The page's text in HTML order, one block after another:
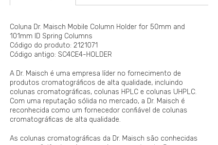
Coluna Dr. Maisch Mobile Column Holder for 50mm and
101mm ID Spring Columns
Código do produto: 2121071
Código antigo: SC4CE4-HOLDER
A Dr. Maisch é uma empresa líder no fornecimento de
produtos cromatográficos de alta qualidade, incluindo
colunas cromatográficas, colunas HPLC e colunas UHPLC.
Com uma reputação sólida no mercado, a Dr. Maisch é
reconhecida como um fornecedor confiável de colunas
cromatográficas de alta qualidade.
As colunas cromatográficas da Dr. Maisch são conhecidas